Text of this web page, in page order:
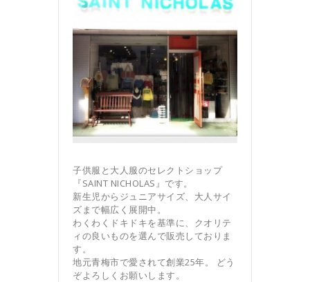
子供服と大人服のセレクトショップ
『SAINT NICHOLAS』です。
新生児からジュニアサイズ、大人サイ
ズまで幅広く展開中。
わくわくドキドキを基準に、クオリテ
ィの良いものを選んで販売しておりま
す。
地元青梅市で愛されて創業25年。 どう
ぞよろしくお願いします。